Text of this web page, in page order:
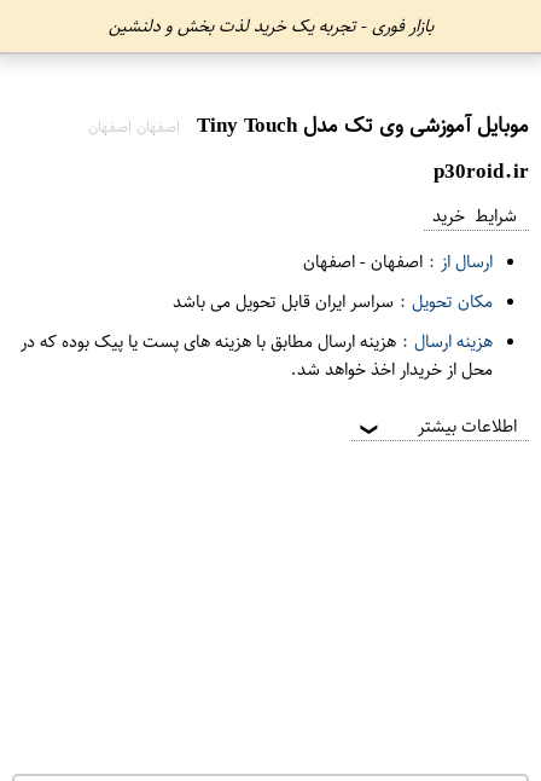
بازار فوری - تجربه یک خرید لذت بخش و دلنشین
موبایل آموزشی وی تک مدل Tiny Touch اصفهان اصفهان
p30roid.ir
شرایط خرید
ارسال از : اصفهان-اصفهان
مکان تحویل : سراسر ایران قابل تحویل می باشد
هزینه ارسال : هزینه ارسال مطابق با هزینه های پست یا پیک بوده که در
محل از خریدار اخذ خواهد شد.
اطلاعات بیشتر ❯